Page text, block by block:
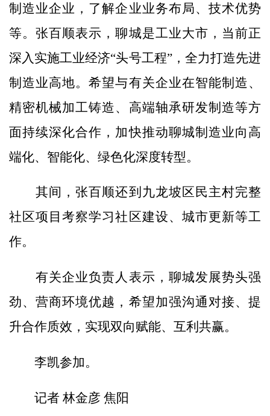
制造业企业，了解企业业务布局、技术优势
等。张百顺表示，聊城是工业大市，当前正
深入实施工业经济“头号工程”，全力打造先进
制造业高地。希望与有关企业在智能制造、
精密机械加工铸造、高端轴承研发制造等方
面持续深化合作，加快推动聊城制造业向高
端化、智能化、绿色化深度转型。
其间，张百顺还到九龙坡区民主村完整
社区项目考察学习社区建设、城市更新等工
作。
有关企业负责人表示，聊城发展势头强
劲、营商环境优越，希望加强沟通对接、提
升合作质效，实现双向赋能、互利共赢。
李凯参加。
记者 林金彦 焦阳